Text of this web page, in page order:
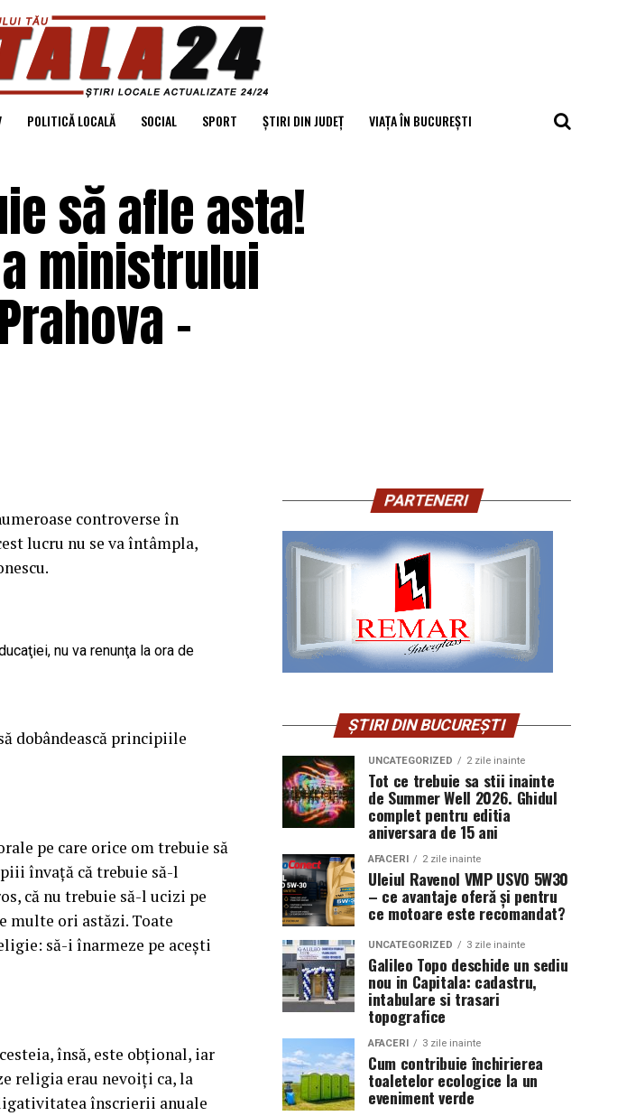
POLITICĂ LOCALĂ SOCIAL SPORT ȘTIRI DIN JUDEȚ VIAȚA ÎN BUCUREȘTI
să afle asta!
ministrului
–
controverse în
lucru nu se va întâmpla,
nu va renunţa la ora de
dobândească principiile
pe care orice om trebuie să
învaţă că trebuie să-l
că nu trebuie să-l ucizi pe
multe ori astăzi. Toate
să-i înarmeze pe aceşti
însă, este obţional, iar
religia erau nevoiţi ca, la
înscrierii anuale
PARTENERI
ȘTIRI DIN BUCUREȘTI
UNCATEGORIZED 2 zile inainte
Tot ce trebuie sa stii inainte
de Summer Well 2026. Ghidul
complet pentru editia
aniversara de 15 ani
AFACERI 2 zile inainte
Uleiul Ravenol VMP USVO 5W30
– ce avantaje oferă și pentru
ce motoare este recomandat?
UNCATEGORIZED 3 zile inainte
Galileo Topo deschide un sediu
nou in Capitala: cadastru,
intabulare si trasari
topografice
AFACERI 3 zile inainte
Cum contribuie închirierea
toaletelor ecologice la un
eveniment verde